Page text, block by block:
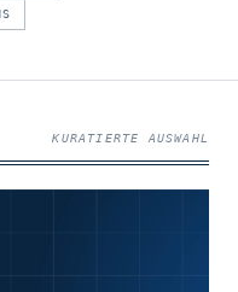
KURATIERTE AUSWAHL